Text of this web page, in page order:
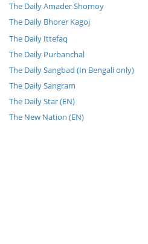
The Daily Amader Shomoy
The Daily Bhorer Kagoj
The Daily Ittefaq
The Daily Purbanchal
The Daily Sangbad (In Bengali only)
The Daily Sangram
The Daily Star (EN)
The New Nation (EN)